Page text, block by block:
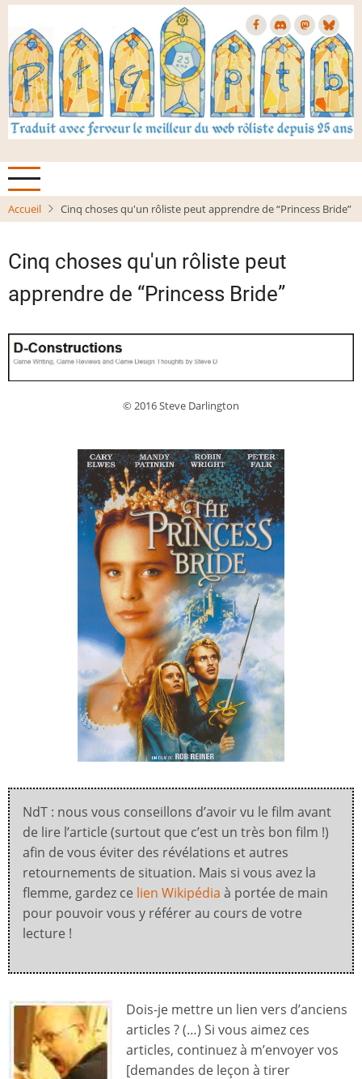
Aller
contenu
principal
Accueil Cinq choses qu'un rôliste peut apprendre de “Princess Bride”
Cinq choses qu'un rôliste peut
apprendre de “Princess Bride”
© 2016 Steve Darlington
NdT : nous vous conseillons d’avoir vu le film avant
de lire l’article (surtout que c’est un très bon film !)
afin de vous éviter des révélations et autres
retournements de situation. Mais si vous avez la
flemme, gardez ce lien Wikipédia à portée de main
pour pouvoir vous y référer au cours de votre
lecture !
Dois-je mettre un lien vers d’anciens
articles ? (…) Si vous aimez ces
articles, continuez à m’envoyer vos
[demandes de leçon à tirer